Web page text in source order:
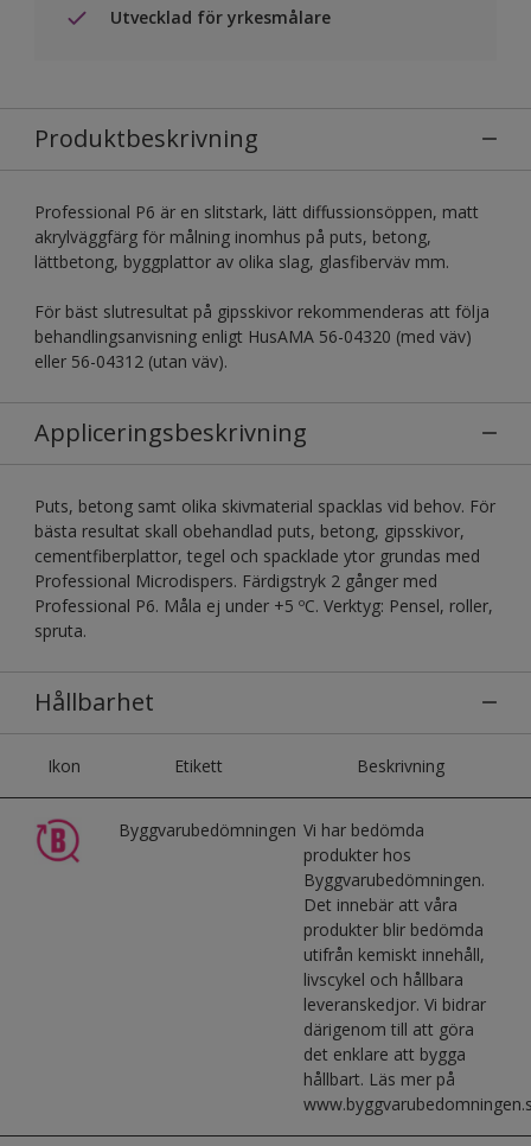
Utvecklad för yrkesmålare
Produktbeskrivning
Professional P6 är en slitstark, lätt diffussionsöppen, matt
akrylväggfärg för målning inomhus på puts, betong,
lättbetong, byggplattor av olika slag, glasfiberväv mm.
För bäst slutresultat på gipsskivor rekommenderas att följa
behandlingsanvisning enligt HusAMA 56-04320 (med väv)
eller 56-04312 (utan väv).
Appliceringsbeskrivning
Puts, betong samt olika skivmaterial spacklas vid behov. För
bästa resultat skall obehandlad puts, betong, gipsskivor,
cementfiberplattor, tegel och spacklade ytor grundas med
Professional Microdispers. Färdigstryk 2 gånger med
Professional P6. Måla ej under +5 ºC. Verktyg: Pensel, roller,
spruta.
Hållbarhet
Ikon Etikett Beskrivning
Byggvarubedömningen Vi har bedömda
produkter hos
Byggvarubedömningen.
Det innebär att våra
produkter blir bedömda
utifrån kemiskt innehåll,
livscykel och hållbara
leveranskedjor. Vi bidrar
därigenom till att göra
det enklare att bygga
hållbart. Läs mer på